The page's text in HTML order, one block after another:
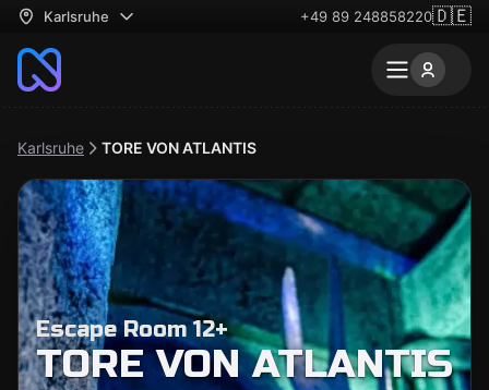
Karlsruhe +49 89 248858220🇩🇪
Karlsruhe TORE VON ATLANTIS
Escape Room 12+
TORE VON ATLANTIS